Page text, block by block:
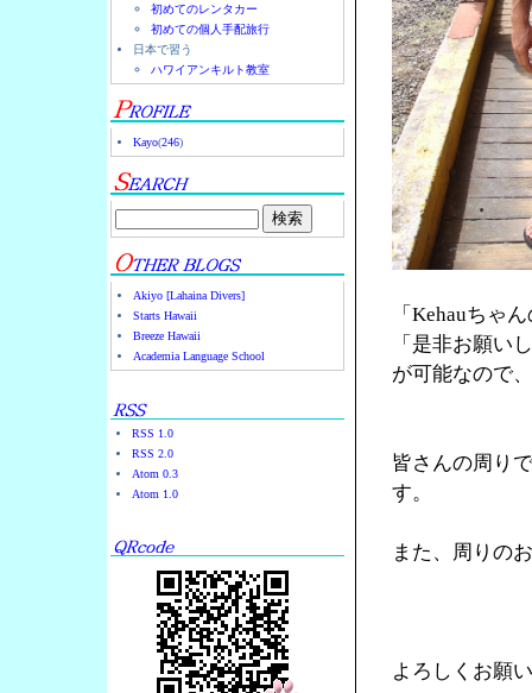
初めてのレンタカー
初めての個人手配旅行
日本で習う
ハワイアンキルト教室
Kayo(246)
Akiyo [Lahaina Divers]
Starts Hawaii
Breeze Hawaii
Academia Language School
RSS 1.0
RSS 2.0
Atom 0.3
Atom 1.0
「Kehauちゃ
「是非お願い
が可能なので
皆さんの周り
す。
また、周りの
よろしくお願